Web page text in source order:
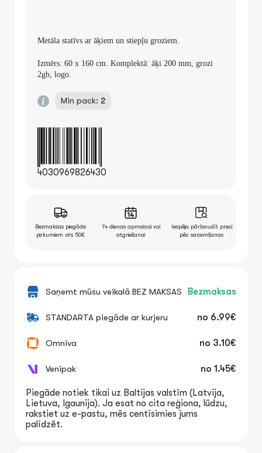
Metāla statīvs ar āķiem un stiepļu groziem.
Izmērs: 60 x 160 cm. Komplektā: āķi 200 mm, grozi
2gb, logo.
Min pack: 2
4030969826430
Bezmaksas piegāde
pirkumiem virs 50€
14 dienas apmaiņai vai
atgriešanai
Iespēja pārbaudīt preci
pēc saņemšanas
Saņemt mūsu veikalā BEZ MAKSAS Bezmaksas
STANDARTA piegāde ar kurjeru no 6.99€
Omniva no 3.10€
Venipak no 1.45€
Piegāde notiek tikai uz Baltijas valstīm (Latvija,
Lietuva, Igaunija). Ja esat no cita reģiona, lūdzu,
rakstiet uz e-pastu, mēs centīsimies jums
palīdzēt.